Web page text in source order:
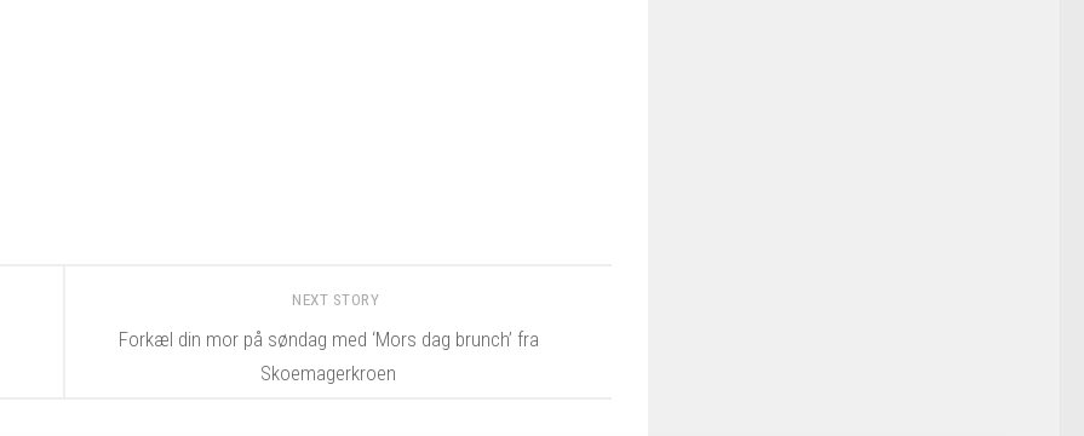
NEXT STORY
Forkæl din mor på søndag med ‘Mors dag brunch’ fra
Skoemagerkroen